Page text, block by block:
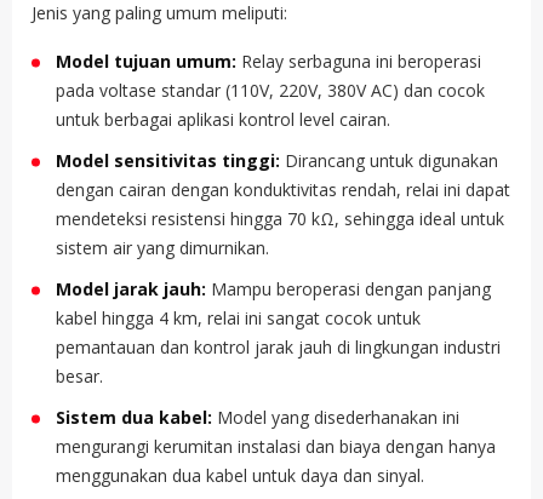
Jenis yang paling umum meliputi:
Model tujuan umum: Relay serbaguna ini beroperasi
pada voltase standar (110V, 220V, 380V AC) dan cocok
untuk berbagai aplikasi kontrol level cairan.
Model sensitivitas tinggi: Dirancang untuk digunakan
dengan cairan dengan konduktivitas rendah, relai ini dapat
mendeteksi resistensi hingga 70 kΩ, sehingga ideal untuk
sistem air yang dimurnikan.
Model jarak jauh: Mampu beroperasi dengan panjang
kabel hingga 4 km, relai ini sangat cocok untuk
pemantauan dan kontrol jarak jauh di lingkungan industri
besar.
Sistem dua kabel: Model yang disederhanakan ini
mengurangi kerumitan instalasi dan biaya dengan hanya
menggunakan dua kabel untuk daya dan sinyal.